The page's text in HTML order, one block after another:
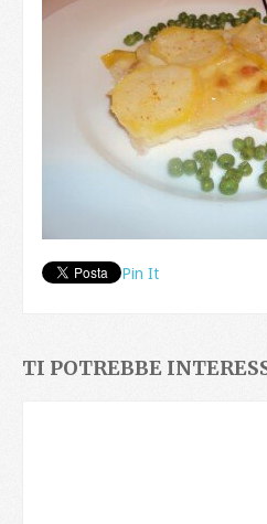
Pin It
TI POTREBBE